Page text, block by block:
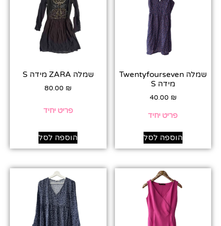
שמלה Twentyfourseven
מידה S
40.00 ₪
פריט יחיד
הוספה לסל
שמלה ZARA מידה S
80.00 ₪
פריט יחיד
הוספה לסל